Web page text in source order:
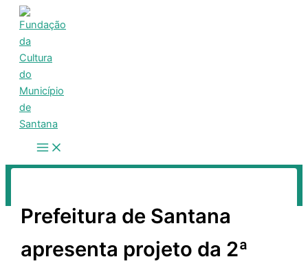
para
conteúdo
Pesquisar
Prefeitura de Santana
apresenta projeto da 2ª